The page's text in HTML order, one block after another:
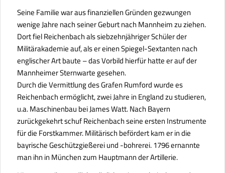
Seine Familie war aus finanziellen Gründen gezwungen
wenige Jahre nach seiner Geburt nach Mannheim zu ziehen.
Dort fiel Reichenbach als siebzehnjähriger Schüler der
Militärakademie auf, als er einen Spiegel-Sextanten nach
englischer Art baute – das Vorbild hierfür hatte er auf der
Mannheimer Sternwarte gesehen.
Durch die Vermittlung des Grafen Rumford wurde es
Reichenbach ermöglicht, zwei Jahre in England zu studieren,
u.a. Maschinenbau bei James Watt. Nach Bayern
zurückgekehrt schuf Reichenbach seine ersten Instrumente
für die Forstkammer. Militärisch befördert kam er in die
bayrische Geschützgießerei und -bohrerei. 1796 ernannte
man ihn in München zum Hauptmann der Artillerie.